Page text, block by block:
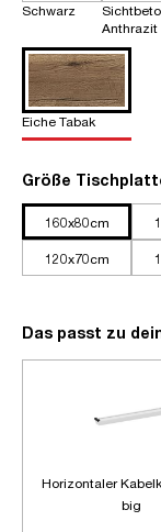
Schwarz
Anthrazit
Eiche Tabak
Größe
160x80cm
120x70cm
Das passt zu
Horizontaler
big